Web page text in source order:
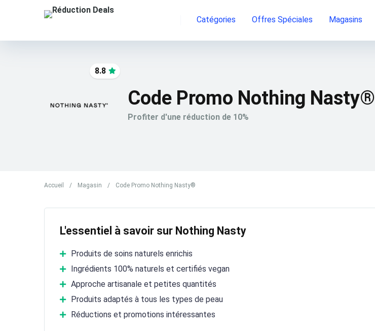
Catégories Offres Spéciales Magasins
8.8
Code Promo Nothing Nasty®
Profiter d'une réduction de 10%
Accueil / Magasin / Code Promo Nothing Nasty®
L'essentiel à savoir sur Nothing Nasty
Produits de soins naturels enrichis
Ingrédients 100% naturels et certifiés vegan
Approche artisanale et petites quantités
Produits adaptés à tous les types de peau
Réductions et promotions intéressantes